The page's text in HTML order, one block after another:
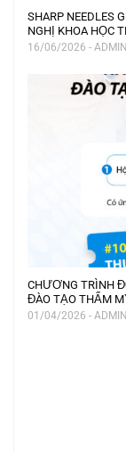
SHARP NEEDLES
NGHỊ KHOA HỌC
16/06/2026 - ADMIN
CHƯƠNG TRÌNH
ĐÀO TẠO THẨM
01/04/2026 - ADMIN